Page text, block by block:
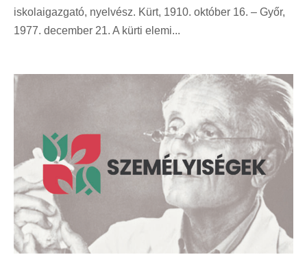
iskolaigazgató, nyelvész. Kürt, 1910. október 16. – Győr,
1977. december 21. A kürti elemi...